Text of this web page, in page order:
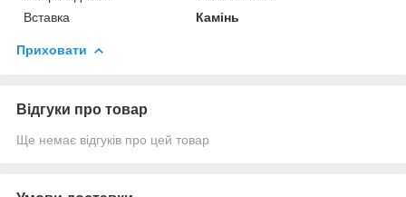
Вставка
Камінь
Приховати
Відгуки про товар
Ще немає відгуків про цей товар